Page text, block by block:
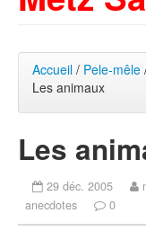
Accueil / Pele-mêle
Les animaux
Les
29 déc. 2005
anecdotes
0